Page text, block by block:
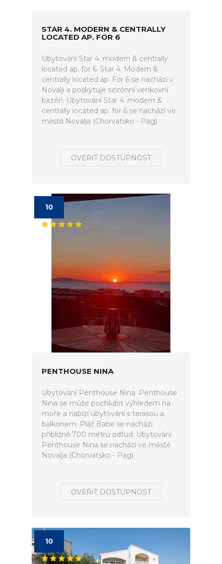
STAR 4. MODERN & CENTRALLY
LOCATED AP. FOR 6
Ubytování Star 4. modern & centrally
located ap. for 6. Star 4. Modern &
centrally located ap. For 6 se nachází v
Novalji a poskytuje sezónní venkovní
bazén. Ubytování Star 4. modern &
centrally located ap. for 6 se nachází ve
městě Novalja (Chorvatsko - Pag).
OVĚŘIT DOSTUPNOST
10
PENTHOUSE NINA
Ubytování Penthouse Nina. Penthouse
Nina se může pochlubit výhledem na
moře a nabízí ubytování s terasou a
balkonem. Pláž Babe se nachází
přibližně 700 metrů odtud. Ubytování
Penthouse Nina se nachází ve městě
Novalja (Chorvatsko - Pag).
OVĚŘIT DOSTUPNOST
10